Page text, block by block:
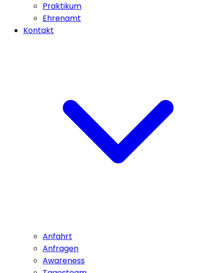
Praktikum
Ehrenamt
Kontakt
Anfahrt
Anfragen
Awareness